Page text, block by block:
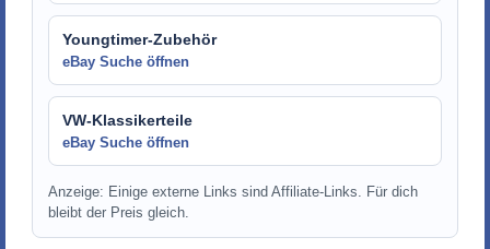
Youngtimer-Zubehör
eBay Suche öffnen
VW-Klassikerteile
eBay Suche öffnen
Anzeige: Einige externe Links sind Affiliate-Links. Für dich
bleibt der Preis gleich.